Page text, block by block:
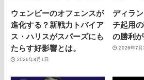
ウェンビーのオフェンスが
進化する？新戦力トバイア
ス・ハリスがスパーズにも
たらす好影響とは。
2026年8月1日
ディラ
チ起用
の勝利が
2026年7月